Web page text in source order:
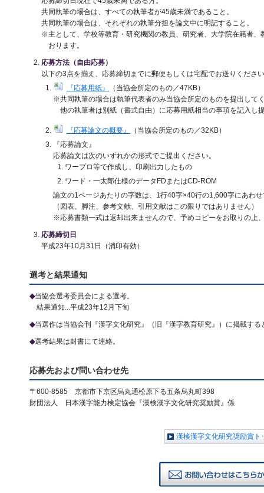
共同執筆の場合は、すべての執筆者が45歳未満であること。
共同執筆の場合は、それぞれの執筆分担を論文中に明記すること。
※主として、学校等教育・研究機関の教員、研究者、大学院在籍者
おります。
応募方法（自由応募）
以下の3点を揃え、応募締切までに郵便もしくは宅配でお送りくださ
『応募用紙』
（当協会所定のもの／47KB）
※共同執筆の場合は執筆代表者のみ当協会所定のものを提出して
他の執筆者は別紙（書式自由）に応募用紙相当の事項を記入し
『応募論文の概要』
（当協会所定のもの／32KB）
『応募論文』
応募論文は次のいずれかの形式でご提出ください。
ワープロ等で作成し、印刷出力したもの
ワード・一太郎仕様のデータFDまたはCD-ROM
論文の1ページあたりの字数は、1行40字×40行の1,600字にあわ
（図表、脚注、参考文献、引用文献はこの限りではありません）
※応募書類一式は返却出来ませんので、予めコピーをお取りの上
応募締切日
平成23年10月31日（消印有効）
選考と結果通知
◆当協会選考委員会による選考。
結果通知...平成23年12月下旬
◆当選作は当協会刊『漢字文化研究』（旧『漢字教育研究』）に掲載す
◆選考結果は封書にて連絡。
応募先および問い合わせ先
〒600-8585 京都市下京区烏丸通松原下る五条烏丸町398
財団法人 日本漢字能力検定協会『漢検漢字文化研究奨励賞』係
漢検漢字文化研究奨励賞ト